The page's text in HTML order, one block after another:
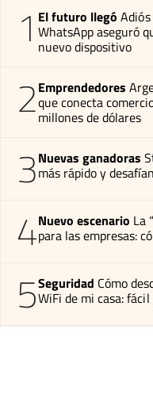
1 El futuro llegó
WhatsApp aseguró
nuevo dispositivo
2Emprendedores
que conecta
millones de dólares
3Nuevas ganadoras
más rápido y
4Nuevo escenario La
para las empresas:
5Seguridad Cómo
WiFi de mi casa: